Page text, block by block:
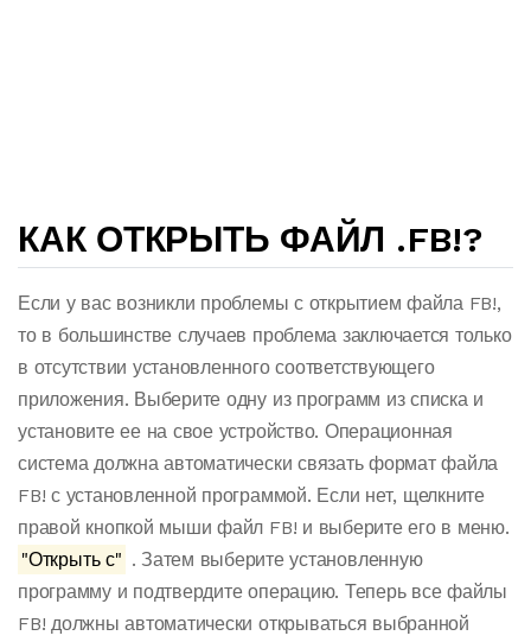
КАК ОТКРЫТЬ ФАЙЛ .FB!?
Если у вас возникли проблемы с открытием файла FB!,
то в большинстве случаев проблема заключается только
в отсутствии установленного соответствующего
приложения. Выберите одну из программ из списка и
установите ее на свое устройство. Операционная
система должна автоматически связать формат файла
FB! с установленной программой. Если нет, щелкните
правой кнопкой мыши файл FB! и выберите его в меню.
"Открыть с" . Затем выберите установленную
программу и подтвердите операцию. Теперь все файлы
FB! должны автоматически открываться выбранной